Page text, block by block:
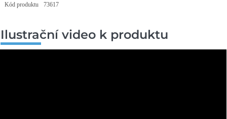
Kód produktu 73617
Ilustrační video k produktu